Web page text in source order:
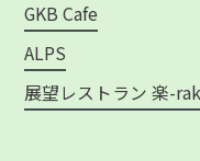
GKB Cafe
ALPS
展望レストラン 楽-